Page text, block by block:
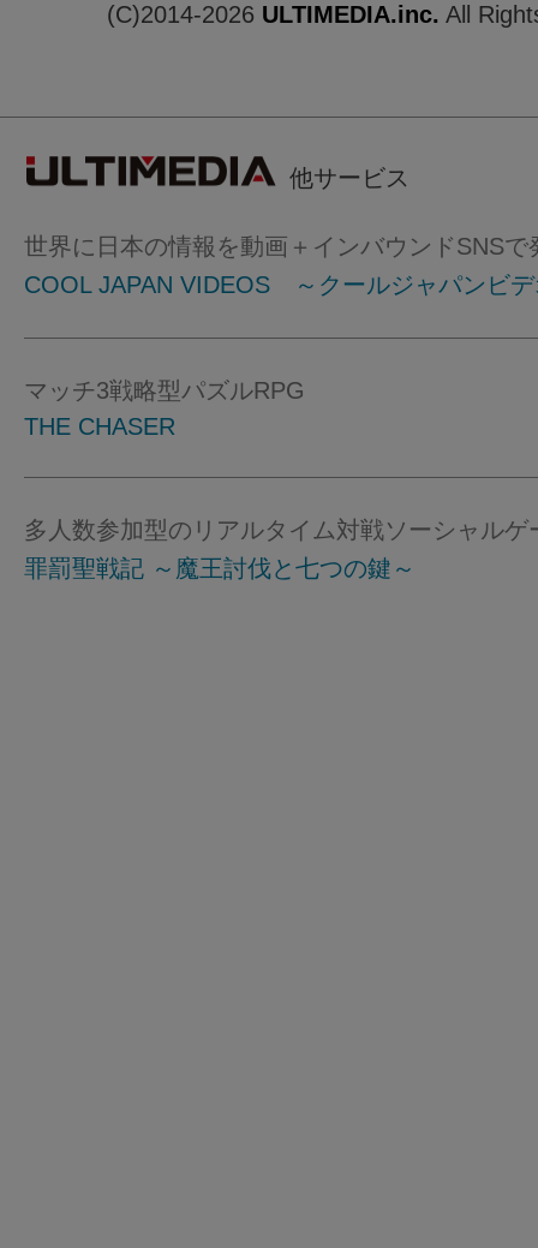
(C)2014-2026 ULTIMEDIA.inc. All
他サービス
世界に日本の情報を動画＋インバウンドSNSで
COOL JAPAN VIDEOS ～クールジャパンビ
マッチ3戦略型パズルRPG
THE CHASER
多人数参加型のリアルタイム対戦ソーシャルゲ
罪罰聖戦記 ～魔王討伐と七つの鍵～